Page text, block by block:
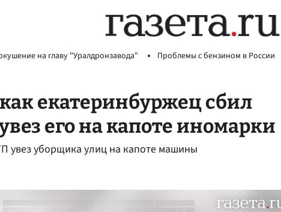
на главу "Уралдронзавода" Проблемы с бензином в России
екатеринбуржец сбил
его на капоте иномарки
увез уборщика улиц на капоте машины